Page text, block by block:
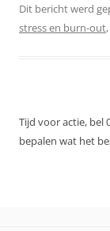
Dit bericht werd
stress en burn-out,
Tijd voor actie, bel
bepalen wat het